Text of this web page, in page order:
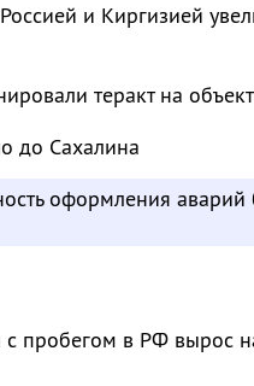
и Киргизией
теракт на
до Сахалина
оформления
с пробегом в РФ вырос